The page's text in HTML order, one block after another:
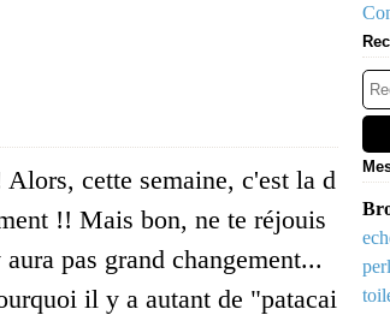
cette semaine, c'est la d
!! Mais bon, ne te réjouis
pas grand changement...
il y a autant de "patacai